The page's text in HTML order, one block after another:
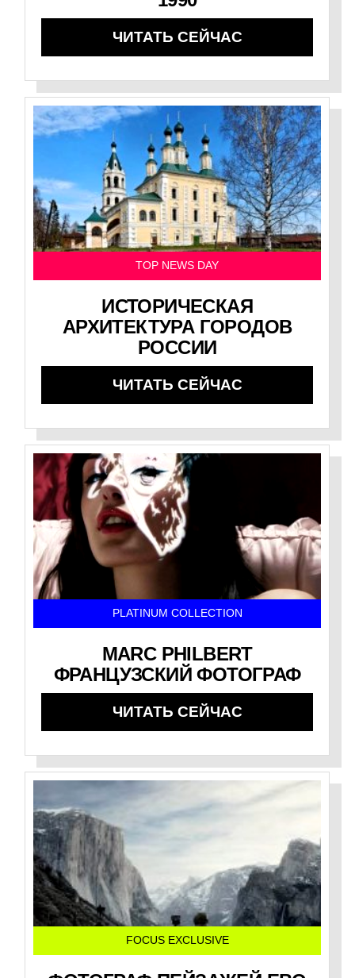
ЧИТАТЬ СЕЙЧАС
TOP NEWS DAY
ИСТОРИЧЕСКАЯ
АРХИТЕКТУРА ГОРОДОВ
РОССИИ
ЧИТАТЬ СЕЙЧАС
PLATINUM COLLECTION
MARC PHILBERT
ФРАНЦУЗСКИЙ ФОТОГРАФ
ЧИТАТЬ СЕЙЧАС
FOCUS EXCLUSIVE